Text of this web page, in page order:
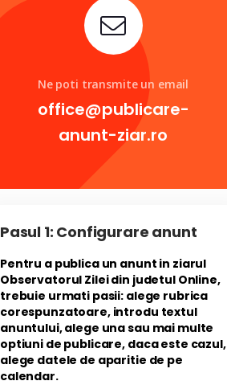
Ne poti transmite un email
office@publicare-
anunt-ziar.ro
Pasul 1: Configurare anunt
Pentru a publica un anunt in ziarul
Observatorul Zilei din judetul Online,
trebuie urmati pasii: alege rubrica
corespunzatoare, introdu textul
anuntului, alege una sau mai multe
optiuni de publicare, daca este cazul,
alege datele de aparitie de pe
calendar.